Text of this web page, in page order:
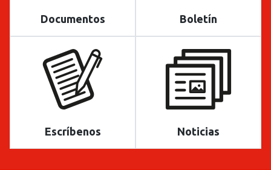
Documentos Boletín
Escríbenos Noticias